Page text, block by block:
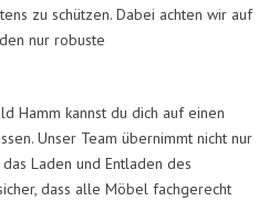
zu schützen. Dabei achten wir auf
nur robuste
Hamm kannst du dich auf einen
Unser Team übernimmt nicht nur
Laden und Entladen des
dass alle Möbel fachgerecht